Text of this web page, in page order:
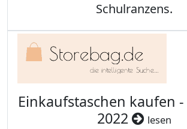
Schulranzens.
Einkaufstaschen kaufen
2022
lesen